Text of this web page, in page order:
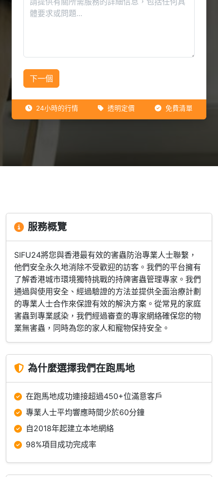
下一個
24小時的行情 透明定價 免費清單
服務概覽
SIFU24將您與香港最有效的害蟲防治專業人士聯繫，
他們安全永久地消除不受歡迎的訪客。我們的平台擁有
了解香港城市環境獨特挑戰的持牌害蟲管理專家。我們
通過與使用安全、經過驗證的方法並提供全面治療計劃
的專業人士合作來保證有效的解決方案。從常見的家庭
害蟲到專業感染，我們經過審查的專家網絡確保您的物
業無害蟲，同時為您的家人和寵物保持安全。
為什麼選擇我們在跑馬地
在跑馬地成功連接超過450+位滿意客戶
專業人士平均響應時間少於60分鐘
自2018年起建立本地網絡
98%項目成功完成率